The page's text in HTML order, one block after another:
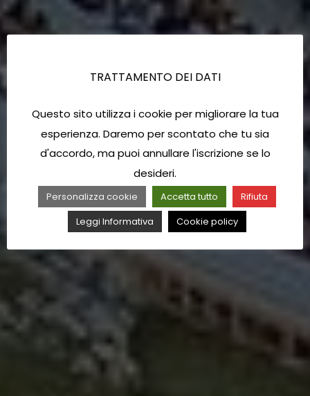
TRATTAMENTO DEI DATI
Questo sito utilizza i cookie per migliorare la tua
esperienza. Daremo per scontato che tu sia
d'accordo, ma puoi annullare l'iscrizione se lo
desideri.
Personalizza cookie Accetta tutto
Rifiuta
Leggi Informativa
Cookie policy